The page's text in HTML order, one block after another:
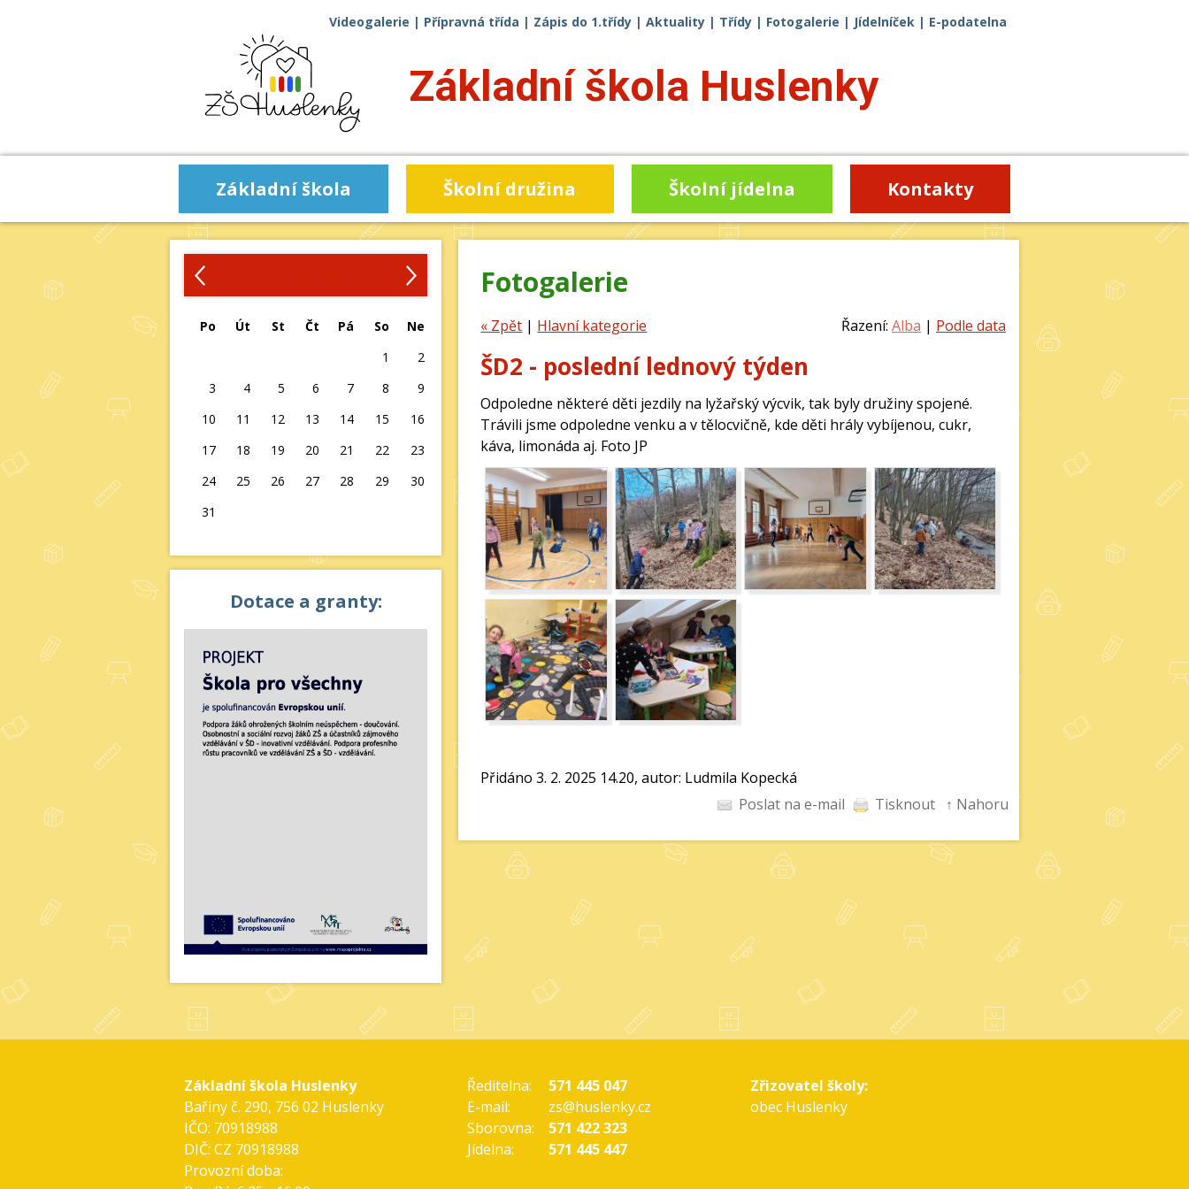
Videogalerie | Přípravná třída | Zápis do 1.třídy | Aktuality | Třídy | Fotogalerie | Jídelníček | E-podatelna
Základní škola Huslenky
Základní škola Školní družina Školní jídelna Kontakty
Fotogalerie
Řazení: Alba | Podle data
« Zpět | Hlavní kategorie
ŠD2 - poslední lednový týden
Odpoledne některé děti jezdily na lyžařský výcvik, tak byly družiny spojené.
Trávili jsme odpoledne venku a v tělocvičně, kde děti hrály vybíjenou, cukr,
káva, limonáda aj. Foto JP
Přidáno 3. 2. 2025 14.20, autor: Ludmila Kopecká
Poslat na e-mail
Tisknout ↑ Nahoru
‹
Po Út St Čt Pá So
Ne
1
2
3
4 5 6 7 8
9
10
11 12 13 14 15
16
17
18 19 20 21 22
23
24
25 26 27 28 29
30
31
Dotace a granty:
Základní škola Huslenky
Bařiny č. 290, 756 02 Huslenky
IČO: 70918988
DIČ: CZ 70918988
Provozní doba:
Ředitelna:
571 445 047
E-mail:
zs@huslenky.cz
Sborovna:
571 422 323
Jídelna:
571 445 447
Zřizovatel školy:
obec Huslenky